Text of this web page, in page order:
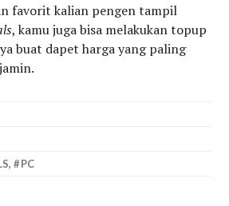
favorit kalian pengen tampil
, kamu juga bisa melakukan topup
ya buat dapet harga yang paling
, PC